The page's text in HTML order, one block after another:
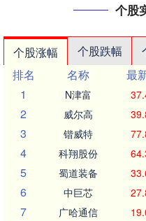
个股
个股涨幅 个股跌幅
排名
名称 最
1
N津富
2 威尔高
3 锴威特
4 科翔股份
5 蜀道装备
6 中巨芯
7 广哈通信